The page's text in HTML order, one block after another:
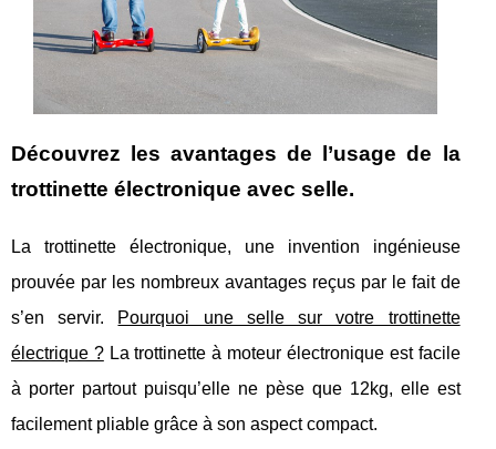
Découvrez les avantages de l’usage de la
trottinette électronique avec selle.
La trottinette électronique, une invention ingénieuse
prouvée par les nombreux avantages reçus par le fait de
s’en servir. Pourquoi une selle sur votre trottinette
électrique ?La trottinette à moteur électronique est facile
à porter partout puisqu’elle ne pèse que 12kg, elle est
facilement pliable grâce à son aspect compact.